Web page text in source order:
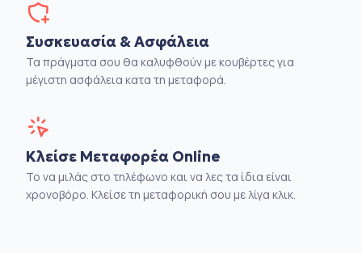
Συσκευασία & Ασφάλεια
Τα πράγματα σου θα καλυφθούν με κουβέρτες για
μέγιστη ασφάλεια κατα τη μεταφορά.
Κλείσε Μεταφορέα Online
Το να μιλάς στο τηλέφωνο και να λες τα ίδια είναι
χρονοβόρο. Κλείσε τη μεταφορική σου με λίγα κλικ.